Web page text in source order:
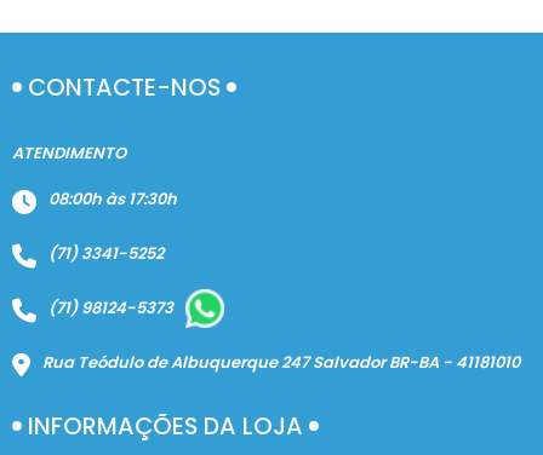
CONTACTE-NOS
ATENDIMENTO
08:00h às 17:30h
(71) 3341-5252
(71) 98124-5373
Rua Teódulo de Albuquerque 247 Salvador BR-BA - 41181010
INFORMAÇÕES DA LOJA